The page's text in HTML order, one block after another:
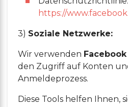
https://
3) Soziale Netzwerke:
Wir verwenden Facebook
den Zugriff auf Konten
Anmeldeprozess.
Diese Tools helfen Ihnen,